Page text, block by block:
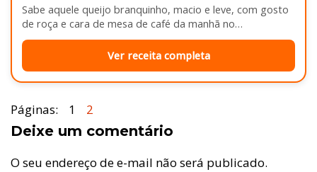
Sabe aquele queijo branquinho, macio e leve, com gosto
de roça e cara de mesa de café da manhã no…
Ver receita completa
Páginas: 1 2
Deixe um comentário
O seu endereço de e-mail não será publicado.